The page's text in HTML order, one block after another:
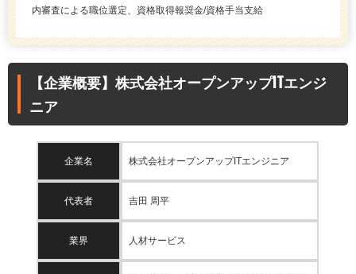
内審査による職位選定、資格取得報奨金/資格手当支給
【企業概要】株式会社オープンアップITエンジ
ニア
企業名 株式会社オープンアップITエンジニア
代表者 吉田 周平
業界 人材サービス